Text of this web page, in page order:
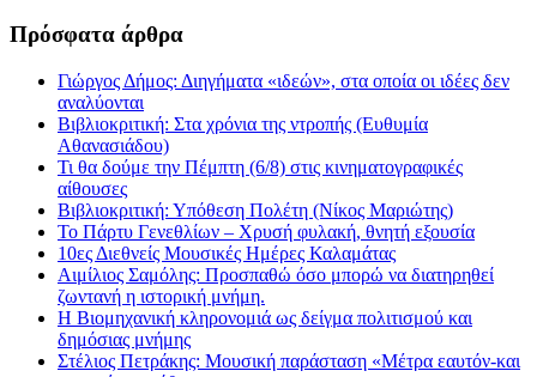
Πρόσφατα άρθρα
Γιώργος Δήμος: Διηγήματα «ιδεών», στα οποία οι ιδέες δεν
αναλύονται
Βιβλιοκριτική: Στα χρόνια της ντροπής (Ευθυμία
Αθανασιάδου)
Τι θα δούμε την Πέμπτη (6/8) στις κινηματογραφικές
αίθουσες
Βιβλιοκριτική: Υπόθεση Πολέτη (Νίκος Μαριώτης)
Το Πάρτυ Γενεθλίων – Χρυσή φυλακή, θνητή εξουσία
10ες Διεθνείς Μουσικές Ημέρες Καλαμάτας
Αιμίλιος Σαμόλης: Προσπαθώ όσο μπορώ να διατηρηθεί
ζωντανή η ιστορική μνήμη.
Η Βιομηχανική κληρονομιά ως δείγμα πολιτισμού και
δημόσιας μνήμης
Στέλιος Πετράκης: Μουσική παράσταση «Μέτρα εαυτόν-και